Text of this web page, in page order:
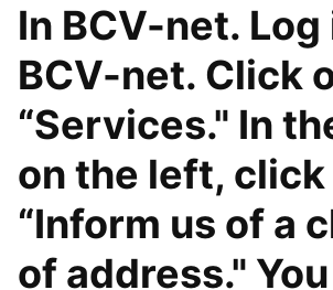
In BCV-net. Log
BCV-net. Click
“Services." In
on the left, click
“Inform us of a
of address."